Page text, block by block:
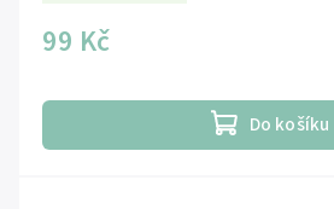
99 Kč
Do košíku